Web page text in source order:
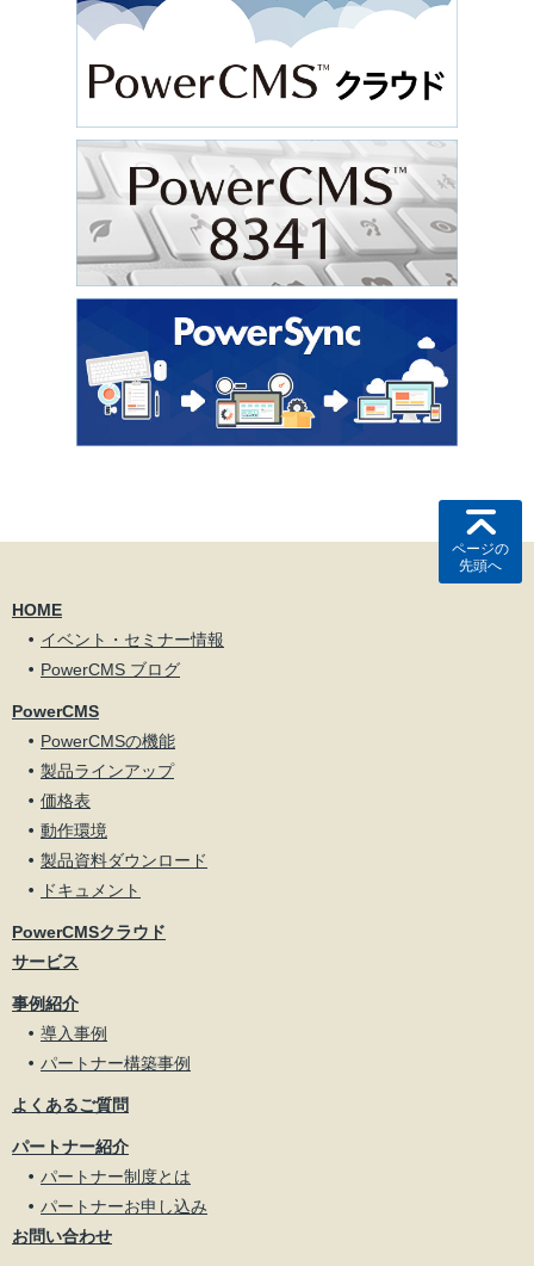
ページの
先頭へ
HOME
イベント・セミナー情報
PowerCMS ブログ
PowerCMS
PowerCMSの機能
製品ラインアップ
価格表
動作環境
製品資料ダウンロード
ドキュメント
PowerCMSクラウド
サービス
事例紹介
導入事例
パートナー構築事例
よくあるご質問
パートナー紹介
パートナー制度とは
パートナーお申し込み
お問い合わせ